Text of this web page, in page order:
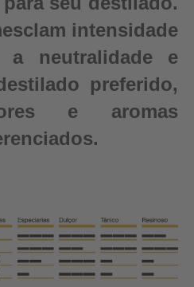
intensidade
a neutralidade e
preferido,
e aromas